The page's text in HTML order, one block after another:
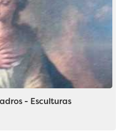
- Esculturas